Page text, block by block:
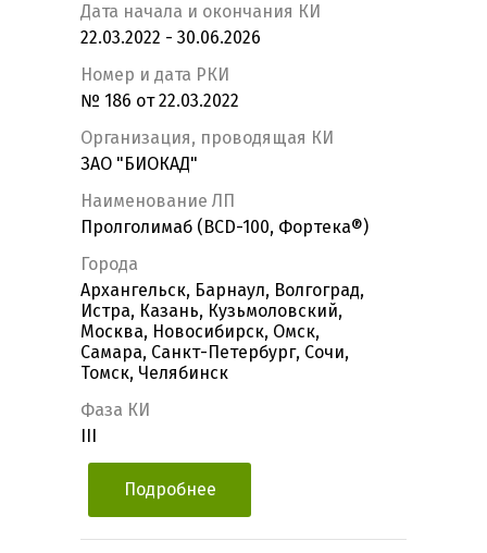
Дата начала и окончания КИ
22.03.2022 - 30.06.2026
Номер и дата РКИ
№ 186 от 22.03.2022
Организация, проводящая КИ
ЗАО "БИОКАД"
Наименование ЛП
Пролголимаб (BCD-100, Фортека®)
Города
Архангельск, Барнаул, Волгоград,
Истра, Казань, Кузьмоловский,
Москва, Новосибирск, Омск,
Самара, Санкт-Петербург, Сочи,
Томск, Челябинск
Фаза КИ
Подробнее